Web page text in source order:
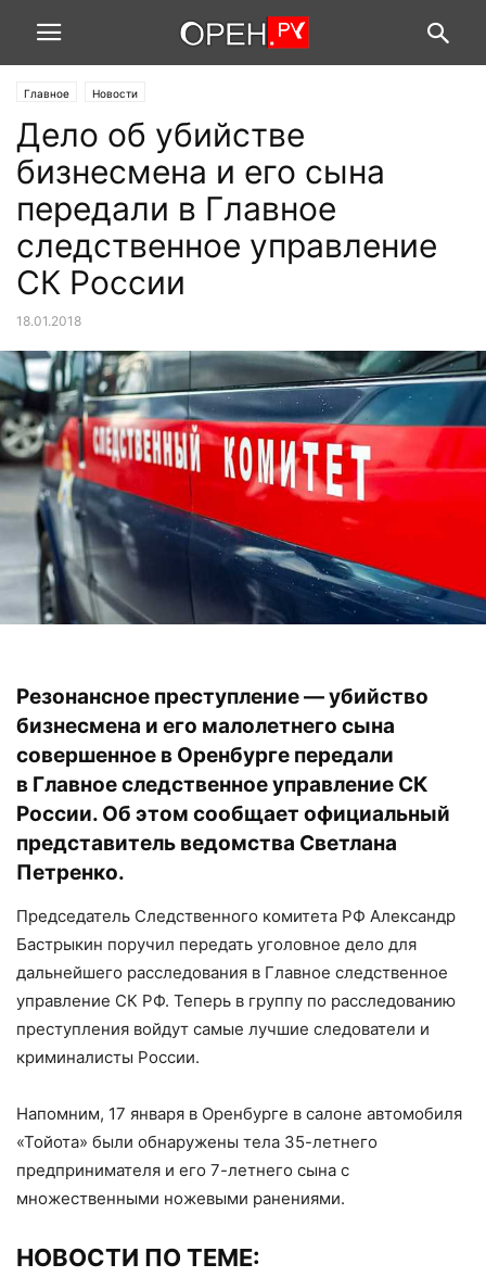
Главное Новости
Дело об убийстве
бизнесмена и его сына
передали в Главное
следственное управление
СК России
18.01.2018
Резонансное преступление — убийство
бизнесмена и его малолетнего сына
совершенное в Оренбурге передали
в Главное следственное управление СК
России. Об этом сообщает официальный
представитель ведомства Светлана
Петренко.
Председатель Следственного комитета РФ Александр
Бастрыкин поручил передать уголовное дело для
дальнейшего расследования в Главное следственное
управление СК РФ. Теперь в группу по расследованию
преступления войдут самые лучшие следователи и
криминалисты России.
Напомним, 17 января в Оренбурге в салоне автомобиля
«Тойота» были обнаружены тела 35-летнего
предпринимателя и его 7-летнего сына с
множественными ножевыми ранениями.
НОВОСТИ ПО ТЕМЕ: